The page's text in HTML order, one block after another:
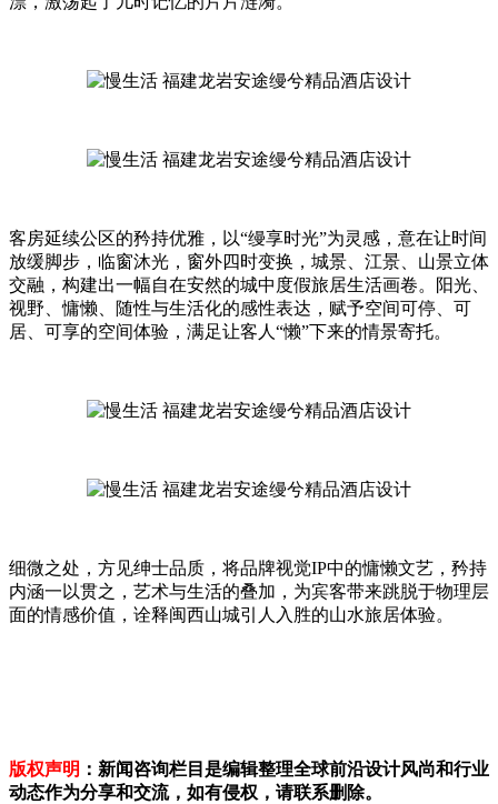
客房延续公区的矜持优雅，以“缦享时光”为灵感，意在让时间
放缓脚步，临窗沐光，窗外四时变换，城景、江景、山景立体
交融，构建出一幅自在安然的城中度假旅居生活画卷。阳光、
视野、慵懒、随性与生活化的感性表达，赋予空间可停、可
居、可享的空间体验，满足让客人“懒”下来的情景寄托。
细微之处，方见绅士品质，将品牌视觉IP中的慵懒文艺，矜持
内涵一以贯之，艺术与生活的叠加，为宾客带来跳脱于物理层
面的情感价值，诠释闽西山城引人入胜的山水旅居体验。
版权声明 ：新闻咨询栏目是编辑整理全球前沿设计风尚和行业
动态作为分享和交流，如有侵权，请联系删除。